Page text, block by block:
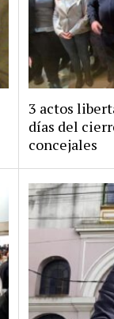
3 actos
días del
concejales